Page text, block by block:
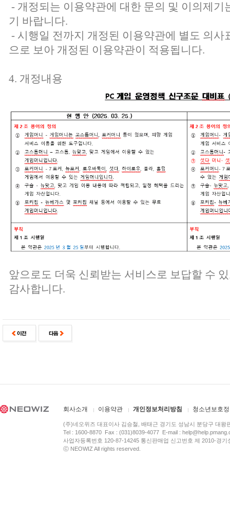
- 개정되는 이용약관에 대한 문의 및 이의제기
기 바랍니다.
- 시행일 전까지 개정된 이용약관에 별도 의사
으로 보아 개정된 이용약관이 적용됩니다.
4. 개정내용
앞으로도 더욱 신뢰받는 서비스로 보답할 수
감사합니다.
회사소개 이용약관 개인정보처리방침 청소년보호
(주)네오위즈 대표이사 김승철, 배태근 경기도 성남시 분당구 대왕
Tel : 1600-8870 Fax : (031)8039-4077 E-mail :
사업자등록번호 120-87-14245 통신판매업 신고번호 제 2010-경
ⓒ NEOWIZ All rights reserved.